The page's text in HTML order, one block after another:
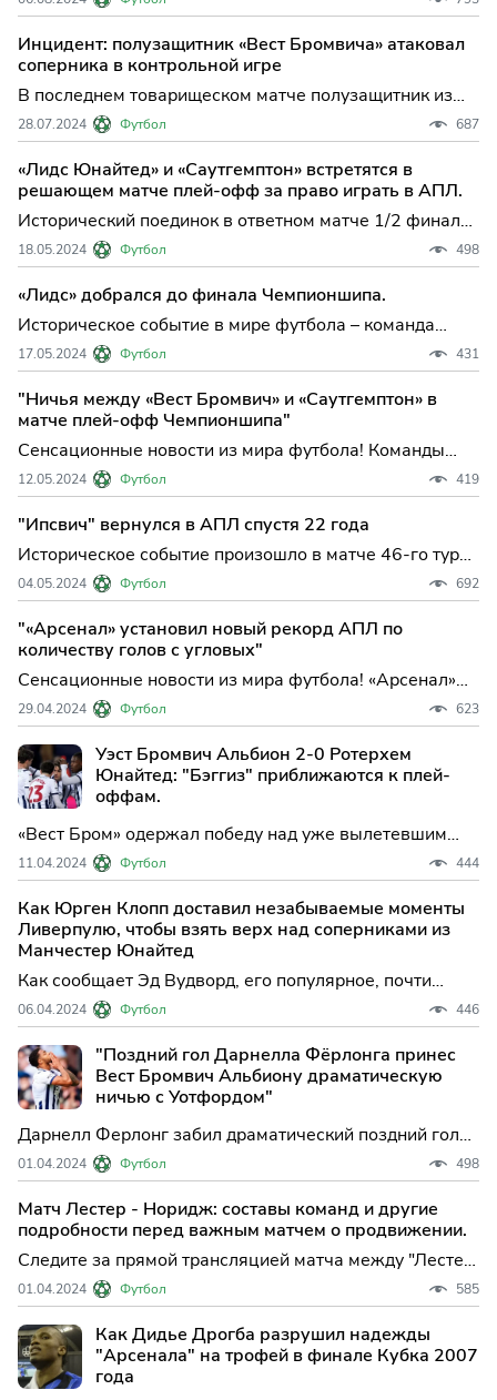
последним данным, футболист нацелен на переход в
«Кан» по статусу свободного агента.
Инцидент: полузащитник «Вест Бромвича» атаковал
соперника в контрольной игре
В последнем товарищеском матче полузащитник из
«Вест Бромвича» Джейсон Молумби вызвал скандал,
ударив в лицо полузащитника команды «Мальорки»
Самуэля Кошту. Инцидент произошел после того, как
Молумби был сфолен Кошту и не скрывал своего
негодования.
28.07.2024 Футбол 687
«Лидс Юнайтед» и «Саутгемптон» встретятся в
решающем матче плей-офф за право играть в АПЛ.
Исторический поединок в ответном матче 1/2 финала
плей-офф Чемпионшипа за выход в английскую
Премьер-лигу завершился. На поле встретились
«Саутгемптон» и «Вест Бромвич Альбион». Матч
проходил на стадионе «Сент-Мэри» в Саутгемптоне
(Англия).
18.05.2024 Футбол 498
«Лидс» добрался до финала Чемпионшипа.
Историческое событие в мире футбола – команда
«Лидс» блестяще вышла в финал плей-офф
Чемпионшипа, разгромив соперника «Норвич» со
счётом 4:0.
17.05.2024 Футбол 431
"Ничья между «Вест Бромвич» и «Саутгемптон» в
матче плей-офф Чемпионшипа"
Сенсационные новости из мира футбола! Команды
"Вест Бромвич" и "Саутгемптон" не смогли определить
победителя в первом матче 1/2 финала плей-офф
Чемпионшипа. Встреча завершилась вничью со
счётом 0:0.
12.05.2024 Футбол 419
"Ипсвич" вернулся в АПЛ спустя 22 года
Историческое событие произошло в матче 46-го тура
английского Чемпионшипа, где команда «Ипсвич»
одержала победу над «Хаддерсфилдом» со счетом 2:0.
Этот результат позволил «Ипсвичу» гарантировать
себе выход в английскую Премьер-лигу.
04.05.2024 Футбол 692
"«Арсенал» установил новый рекорд АПЛ по
количеству голов с угловых"
Сенсационные новости из мира футбола! «Арсенал»
продолжает поражать своих болельщиков и
экспертов. Команда смогла забить целых 16 голов с
угловых за нынешний сезон.
29.04.2024 Футбол 623
Уэст Бромвич Альбион 2-0 Ротерхем
Юнайтед: "Бэггиз" приближаются к плей-
оффам.
«Вест Бром» одержал победу над уже вылетевшим
«Ротерем» со счетом 2:0 на стадионе «Хоторнс»,
укрепив свою позицию в плей-офф
Чемпионшипа.Брэндон Томас-Асанте и Джон Свифт
обеспечили победу, воспользовавшись просчетами
преследующих команд.
11.04.2024 Футбол 444
Как Юрген Клопп доставил незабываемые моменты
Ливерпулю, чтобы взять верх над соперниками из
Манчестер Юнайтед
Как сообщает Эд Вудворд, его популярное, почти
апокрифическое и в конечном итоге неудачное
предложение было похоже на Диснейленд. Однако
это было недостаточно, чтобы убедить Юргена Клоппа
присоединиться к «Манчестер Юнайтед».
06.04.2024 Футбол 446
"Поздний гол Дарнелла Фёрлонга принес
Вест Бромвич Альбиону драматическую
ничью с Уотфордом"
Дарнелл Ферлонг забил драматический поздний гол
за "Вест Бромвич", когда они заработали еще одно
очко в борьбе за плей-офф Чемпионшипа Sky Bet,
сыграв на выезде ничью 2-2 против "Уотфорда".
01.04.2024 Футбол 498
Матч Лестер - Норидж: составы команд и другие
подробности перед важным матчем о продвижении.
Следите за прямой трансляцией матча между "Лестер
Сити" и "Норидж Сити" в Чемпионшипе сегодня.
01.04.2024 Футбол 585
Как Дидье Дрогба разрушил надежды
"Арсенала" на трофей в финале Кубка 2007
года